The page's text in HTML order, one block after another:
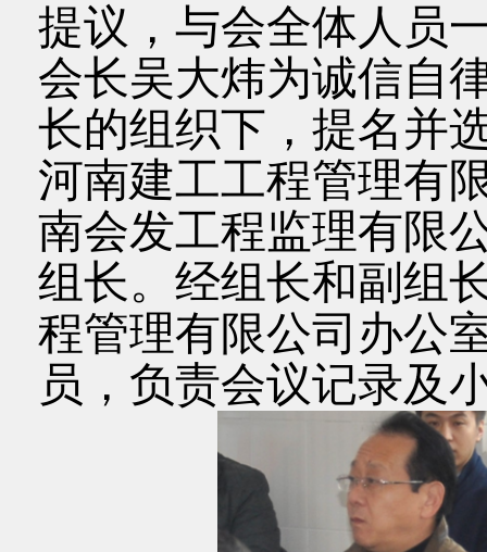
提议，与会全体人员
会长吴大炜为诚信自
长的组织下，提名并
河南建工工程管理有
南会发工程监理有限
组长。经组长和副组
程管理有限公司办公
员，负责会议记录及